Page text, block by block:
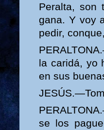
Peralta, son
gana. Y voy
pedir,
la caridá, yo
en sus
se los